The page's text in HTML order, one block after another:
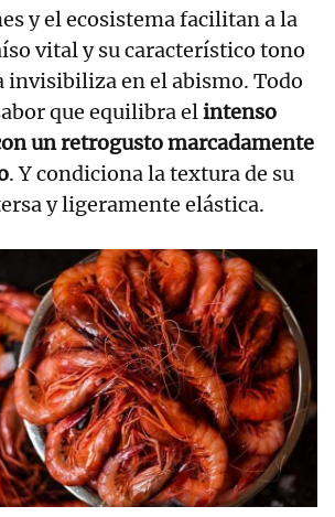
y el ecosistema facilitan a la
vital y su característico tono
invisibiliza en el abismo. Todo
que equilibra elintenso
un retrogusto marcadamente
. Y condiciona la textura de su
y ligeramente elástica.